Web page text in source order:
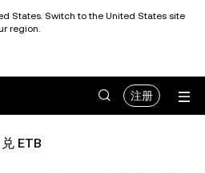
States. Switch to the United States site
region.
注册
ETB